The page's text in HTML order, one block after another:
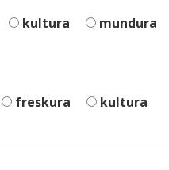
kultura mundura
freskura kultura